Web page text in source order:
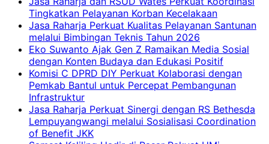
Tingkatkan Pelayanan Korban Kecelakaan
Jasa Raharja Perkuat Kualitas Pelayanan Santunan
melalui Bimbingan Teknis Tahun 2026
Eko Suwanto Ajak Gen Z Ramaikan Media Sosial
dengan Konten Budaya dan Edukasi Positif
Komisi C DPRD DIY Perkuat Kolaborasi dengan
Pemkab Bantul untuk Percepat Pembangunan
Infrastruktur
Jasa Raharja Perkuat Sinergi dengan RS Bethesda
Lempuyangwangi melalui Sosialisasi Coordination
of Benefit JKK